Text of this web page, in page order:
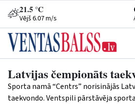
21.5 °C
Vējš 6.07 m/s
Latvijas čempionāts
Sporta namā “Centrs” norisinājās
taekvondo. Ventspili pārstāvēja